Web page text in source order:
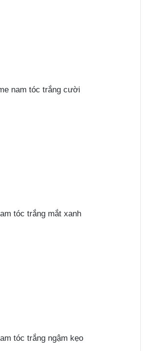
nam tóc trắng cười
tóc trắng mắt xanh
tóc trắng ngậm kẹo